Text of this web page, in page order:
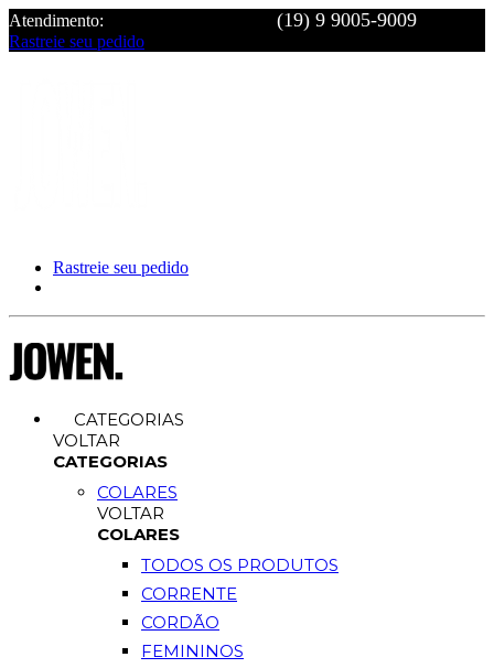
Atendimento:
Rastreie seu pedido
Rastreie seu pedido
CATEGORIAS
VOLTAR
CATEGORIAS
COLARES
VOLTAR
COLARES
TODOS OS PRODUTOS
CORRENTE
CORDÃO
FEMININOS